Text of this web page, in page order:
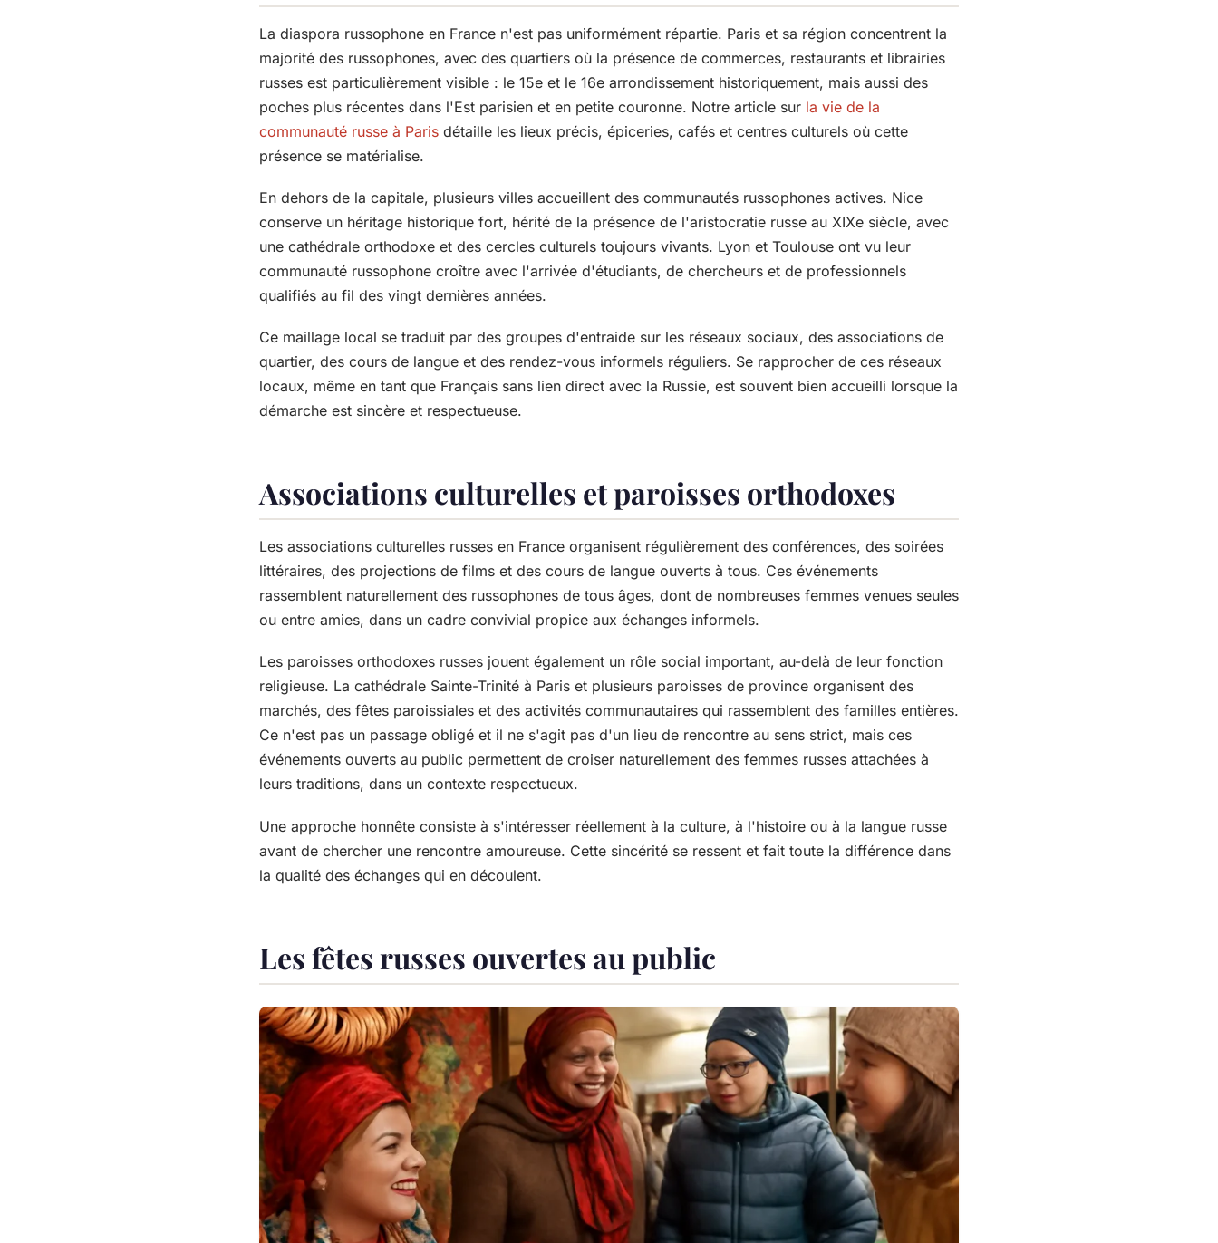
La diaspora russophone en France n'est pas uniformément répartie. Paris et sa région concentrent la
majorité des russophones, avec des quartiers où la présence de commerces, restaurants et librairies
russes est particulièrement visible : le 15e et le 16e arrondissement historiquement, mais aussi des
poches plus récentes dans l'Est parisien et en petite couronne. Notre article sur la vie de la
communauté russe à Paris détaille les lieux précis, épiceries, cafés et centres culturels où cette
présence se matérialise.
En dehors de la capitale, plusieurs villes accueillent des communautés russophones actives. Nice
conserve un héritage historique fort, hérité de la présence de l'aristocratie russe au XIXe siècle, avec
une cathédrale orthodoxe et des cercles culturels toujours vivants. Lyon et Toulouse ont vu leur
communauté russophone croître avec l'arrivée d'étudiants, de chercheurs et de professionnels
qualifiés au fil des vingt dernières années.
Ce maillage local se traduit par des groupes d'entraide sur les réseaux sociaux, des associations de
quartier, des cours de langue et des rendez-vous informels réguliers. Se rapprocher de ces réseaux
locaux, même en tant que Français sans lien direct avec la Russie, est souvent bien accueilli lorsque la
démarche est sincère et respectueuse.
Associations culturelles et paroisses orthodoxes
Les associations culturelles russes en France organisent régulièrement des conférences, des soirées
littéraires, des projections de films et des cours de langue ouverts à tous. Ces événements
rassemblent naturellement des russophones de tous âges, dont de nombreuses femmes venues seules
ou entre amies, dans un cadre convivial propice aux échanges informels.
Les paroisses orthodoxes russes jouent également un rôle social important, au-delà de leur fonction
religieuse. La cathédrale Sainte-Trinité à Paris et plusieurs paroisses de province organisent des
marchés, des fêtes paroissiales et des activités communautaires qui rassemblent des familles entières.
Ce n'est pas un passage obligé et il ne s'agit pas d'un lieu de rencontre au sens strict, mais ces
événements ouverts au public permettent de croiser naturellement des femmes russes attachées à
leurs traditions, dans un contexte respectueux.
Une approche honnête consiste à s'intéresser réellement à la culture, à l'histoire ou à la langue russe
avant de chercher une rencontre amoureuse. Cette sincérité se ressent et fait toute la différence dans
la qualité des échanges qui en découlent.
Les fêtes russes ouvertes au public